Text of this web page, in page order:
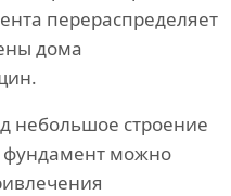
перераспределяет
дома
небольшое строение
фундамент можно